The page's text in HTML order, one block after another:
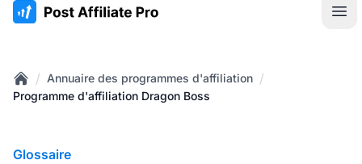
:site.title
Home
/ Annuaire des programmes d'affiliation /
Programme d'affiliation Dragon Boss
Glossaire